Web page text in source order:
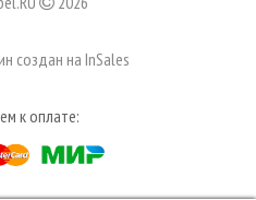
создан на InSales
к оплате: